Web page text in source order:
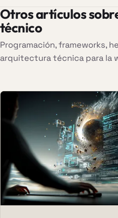
Otros artículos
técnico
Programación, frameworks,
arquitectura técnica para la